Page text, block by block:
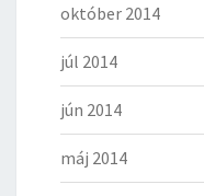
október 2014
júl 2014
jún 2014
máj 2014